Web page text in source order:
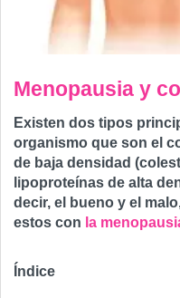
Menopausia y
Existen dos tipos
organismo que son el
de baja densidad
lipoproteínas de alta
decir, el bueno y el
estos con la
Índice